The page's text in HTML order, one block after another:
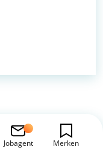
Jobagent Merken